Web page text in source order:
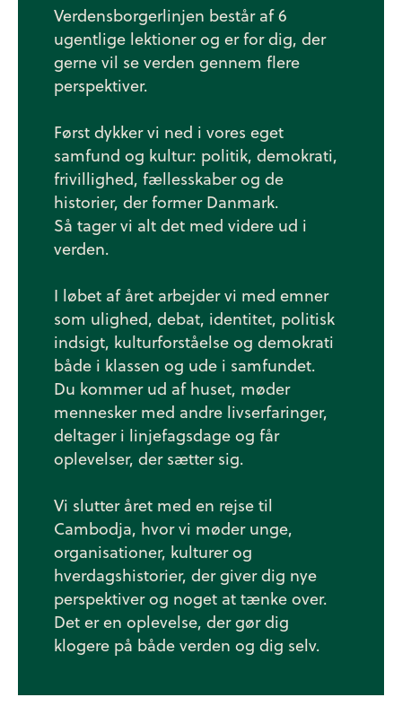
Verdensborgerlinjen består af 6
ugentlige lektioner og er for dig, der
gerne vil se verden gennem flere
perspektiver.
Først dykker vi ned i vores eget
samfund og kultur: politik, demokrati,
frivillighed, fællesskaber og de
historier, der former Danmark.
Så tager vi alt det med videre ud i
verden.
I løbet af året arbejder vi med emner
som ulighed, debat, identitet, politisk
indsigt, kulturforståelse og demokrati
både i klassen og ude i samfundet.
Du kommer ud af huset, møder
mennesker med andre livserfaringer,
deltager i linjefagsdage og får
oplevelser, der sætter sig.
Vi slutter året med en rejse til
Cambodja, hvor vi møder unge,
organisationer, kulturer og
hverdagshistorier, der giver dig nye
perspektiver og noget at tænke over.
Det er en oplevelse, der gør dig
klogere på både verden og dig selv.